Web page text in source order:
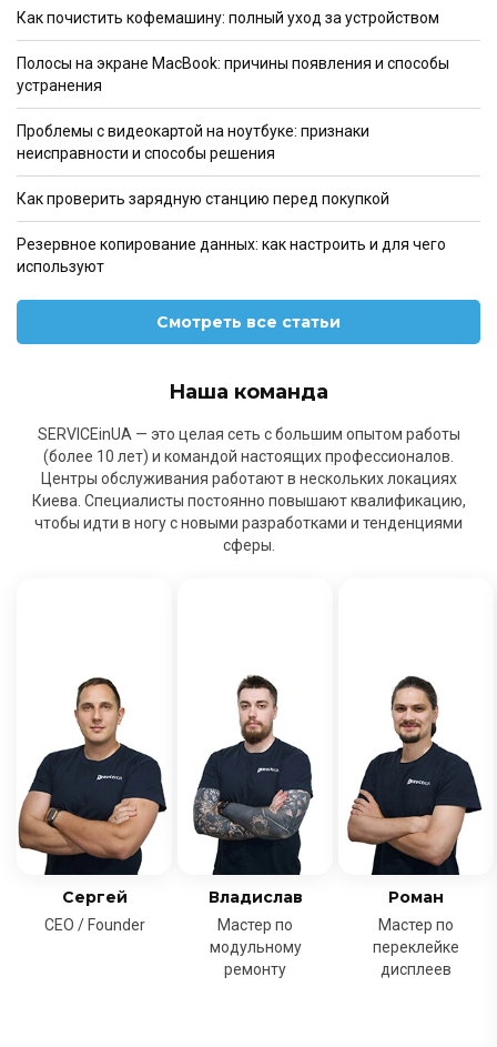
Как почистить кофемашину: полный уход за устройством
Полосы на экране MacBook: причины появления и способы
устранения
Проблемы с видеокартой на ноутбуке: признаки
неисправности и способы решения
Как проверить зарядную станцию перед покупкой
Резервное копирование данных: как настроить и для чего
используют
Смотреть все статьи
Наша команда
SERVICEinUA — это целая сеть с большим опытом работы
(более 10 лет) и командой настоящих профессионалов.
Центры обслуживания работают в нескольких локациях
Киева. Специалисты постоянно повышают квалификацию,
чтобы идти в ногу с новыми разработками и тенденциями
сферы.
Сергей
CEO / Founder
Владислав
Мастер по
модульному
ремонту
Роман
Мастер по
переклейке
дисплеев